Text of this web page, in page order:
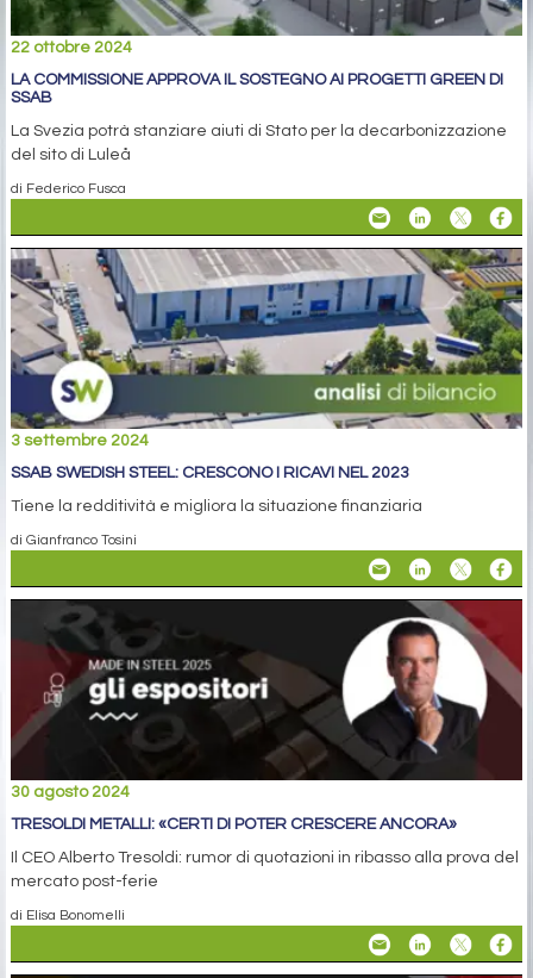
22 ottobre 2024
LA COMMISSIONE APPROVA IL SOSTEGNO AI PROGETTI GREEN DI
SSAB
La Svezia potrà stanziare aiuti di Stato per la decarbonizzazione
del sito di Luleå
di Federico Fusca
3 settembre 2024
SSAB SWEDISH STEEL: CRESCONO I RICAVI NEL 2023
Tiene la redditività e migliora la situazione finanziaria
di Gianfranco Tosini
30 agosto 2024
TRESOLDI METALLI: «CERTI DI POTER CRESCERE ANCORA»
Il CEO Alberto Tresoldi: rumor di quotazioni in ribasso alla prova del
mercato post-ferie
di Elisa Bonomelli